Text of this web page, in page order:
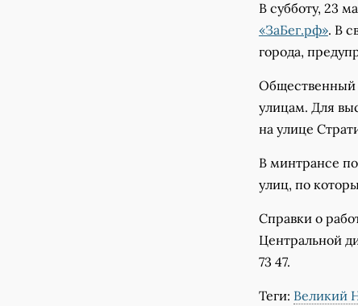
В субботу, 23
«ЗаБег.рф». В
города,
Общественный
улицам. Для
на улице
В минтрансе
улиц, по
Справки о
Центральной
73 47.
Теги: Великий